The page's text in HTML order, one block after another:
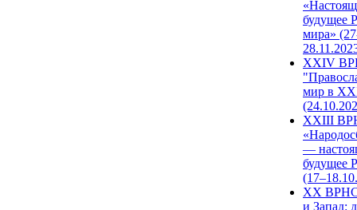
будущее
мира»
XXIV
мир в
XXIII
—
будущее
XX ВРНС
и Запад: